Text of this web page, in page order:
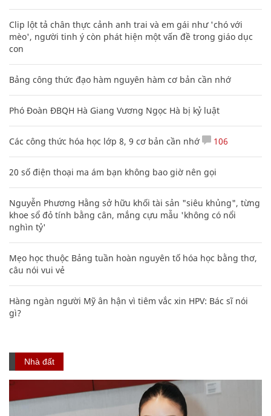
Clip lột tả chân thực cảnh anh trai và em gái như 'chó với
mèo', người tinh ý còn phát hiện một vấn đề trong giáo dục
con
Bảng công thức đạo hàm nguyên hàm cơ bản cần nhớ
Phó Đoàn ĐBQH Hà Giang Vương Ngọc Hà bị kỷ luật
Các công thức hóa học lớp 8, 9 cơ bản cần nhớ 106
20 số điện thoại ma ám bạn không bao giờ nên gọi
Nguyễn Phương Hằng sở hữu khối tài sản "siêu khủng", từng
khoe sổ đỏ tính bằng cân, mắng cựu mẫu 'không có nổi
nghìn tỷ'
Mẹo học thuộc Bảng tuần hoàn nguyên tố hóa học bằng thơ,
câu nói vui vẻ
Hàng ngàn người Mỹ ân hận vì tiêm vắc xin HPV: Bác sĩ nói
gì?
Nhà đất